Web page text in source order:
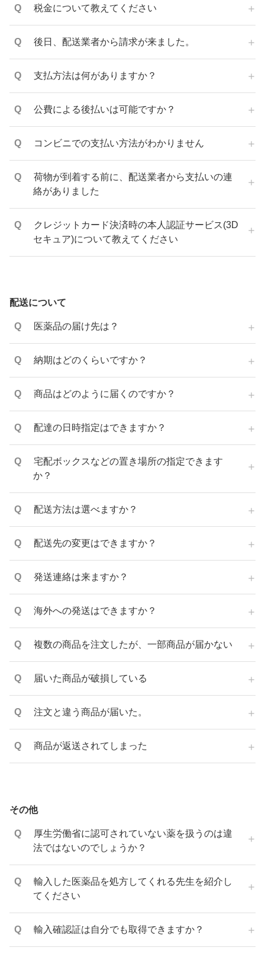
税金について教えてください
後日、配送業者から請求が来ました。
支払方法は何がありますか？
公費による後払いは可能ですか？
コンビニでの支払い方法がわかりません
荷物が到着する前に、配送業者から支払いの連
絡がありました
クレジットカード決済時の本人認証サービス(3D
セキュア)について教えてください
配送について
医薬品の届け先は？
納期はどのくらいですか？
商品はどのように届くのですか？
配達の日時指定はできますか？
宅配ボックスなどの置き場所の指定できます
か？
配送方法は選べますか？
配送先の変更はできますか？
発送連絡は来ますか？
海外への発送はできますか？
複数の商品を注文したが、一部商品が届かない
届いた商品が破損している
注文と違う商品が届いた。
商品が返送されてしまった
その他
厚生労働省に認可されていない薬を扱うのは違
法ではないのでしょうか？
輸入した医薬品を処方してくれる先生を紹介し
てください
輸入確認証は自分でも取得できますか？